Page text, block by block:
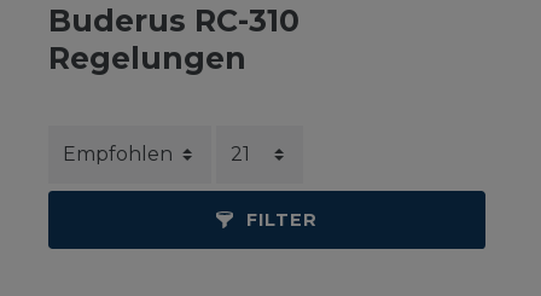
Buderus RC-310
Regelungen
FILTER